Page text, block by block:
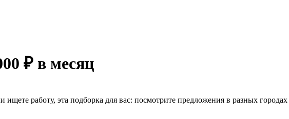
₽ в месяц
работу, эта подборка для вас: посмотрите предложения в разных